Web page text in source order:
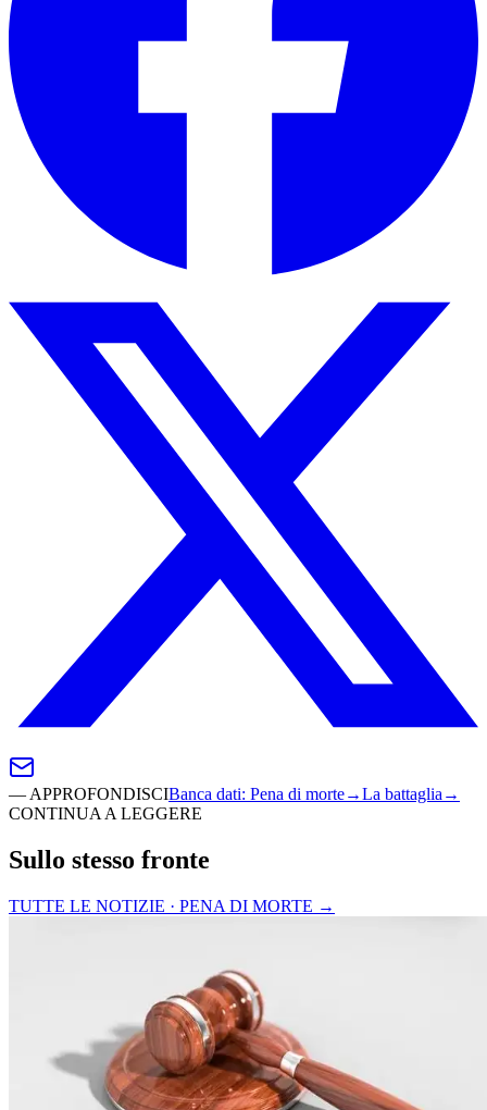
— APPROFONDISCIBanca dati: Pena di morte→La battaglia →
CONTINUA A LEGGERE
Sullo stesso fronte
TUTTE LE NOTIZIE · PENA DI MORTE →